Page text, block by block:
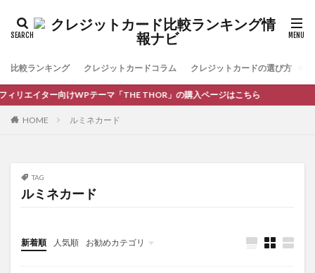
比較ランキング クレジットカードコラム クレジットカードの選び方
リエイター向けWPテーマ「THE THOR」の購入ページはこちら
HOME ルミネカード
TAG
ルミネカード
新着順 人気順 お勧めカテゴリ
コラム